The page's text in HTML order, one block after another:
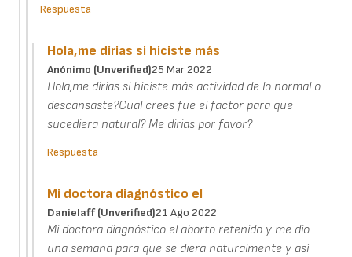
Respuesta
Hola,me dirias si hiciste más
Anónimo (unverified)25 Mar 2022
Hola,me dirias si hiciste más actividad de lo normal o
descansaste?Cual crees fue el factor para que
sucediera natural? Me dirias por favor?
Respuesta
Mi doctora diagnóstico el
Danielaff (unverified)21 Ago 2022
Mi doctora diagnóstico el aborto retenido y me dio
una semana para que se diera naturalmente y así